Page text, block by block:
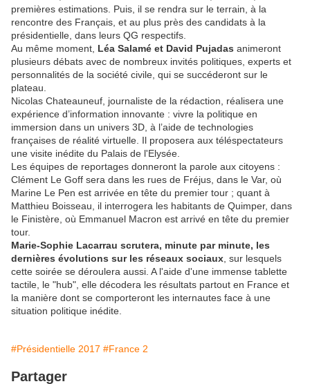
premières estimations. Puis, il se rendra sur le terrain, à la
rencontre des Français, et au plus près des candidats à la
présidentielle, dans leurs QG respectifs.
Au même moment, Léa Salamé et David Pujadas animeront
plusieurs débats avec de nombreux invités politiques, experts et
personnalités de la société civile, qui se succéderont sur le
plateau.
Nicolas Chateauneuf, journaliste de la rédaction, réalisera une
expérience d’information innovante : vivre la politique en
immersion dans un univers 3D, à l’aide de technologies
françaises de réalité virtuelle. Il proposera aux téléspectateurs
une visite inédite du Palais de l'Elysée.
Les équipes de reportages donneront la parole aux citoyens :
Clément Le Goff sera dans les rues de Fréjus, dans le Var, où
Marine Le Pen est arrivée en tête du premier tour ; quant à
Matthieu Boisseau, il interrogera les habitants de Quimper, dans
le Finistère, où Emmanuel Macron est arrivé en tête du premier
tour.
Marie-Sophie Lacarrau scrutera, minute par minute, les
dernières évolutions sur les réseaux sociaux , sur lesquels
cette soirée se déroulera aussi. A l'aide d'une immense tablette
tactile, le "hub", elle décodera les résultats partout en France et
la manière dont se comporteront les internautes face à une
situation politique inédite.
#Présidentielle 2017 #France 2
Partager